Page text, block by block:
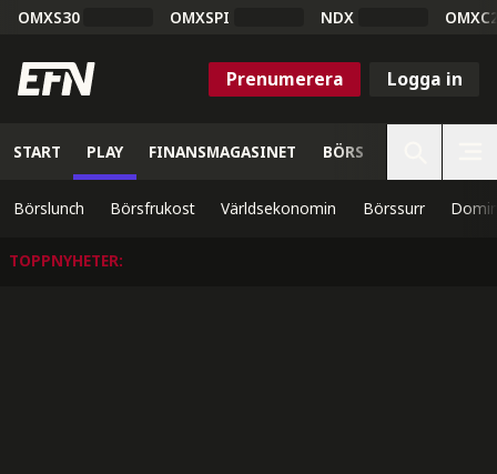
OMXS30 OMXSPI NDX
Prenumerera Logga in
START PLAY FINANSMAGASINET BÖRS
Börslunch Börsfrukost Världsekonomin Börssurr
TOPPNYHETER: